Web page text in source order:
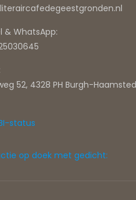
& WhatsApp:
52, 4328 PH Burgh-
status